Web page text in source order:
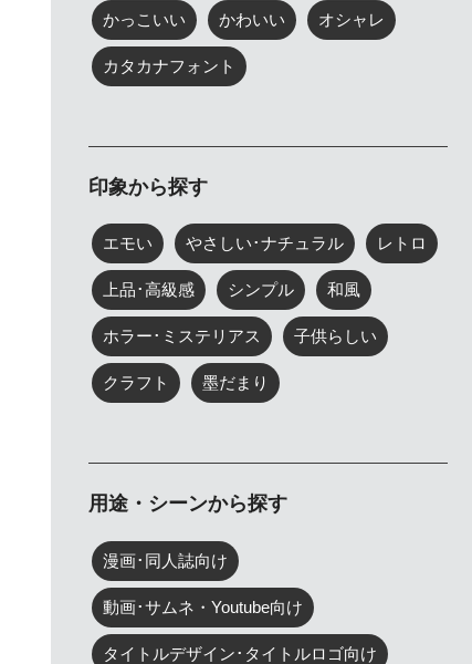
かっこいい かわいい オシャレ
カタカナフォント
印象から探す
エモい やさしい･ナチュラル レトロ
上品･高級感 シンプル 和風
ホラー･ミステリアス 子供らしい
クラフト 墨だまり
用途・シーンから探す
漫画･同人誌向け
動画･サムネ・Youtube向け
タイトルデザイン･タイトルロゴ向け